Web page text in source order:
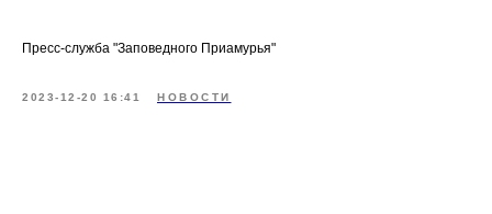
Пресс-служба "Заповедного Приамурья"
2023-12-20 16:41 НОВОСТИ